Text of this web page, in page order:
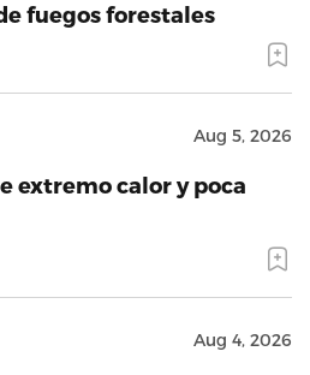
fuegos forestales
Aug 5, 2026
extremo calor y poca
Aug 4, 2026